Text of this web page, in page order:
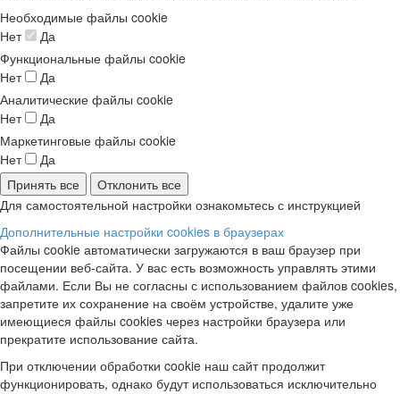
Необходимые файлы cookie
Нет
Да
Функциональные файлы cookie
Нет
Да
Аналитические файлы cookie
Нет
Да
Маркетинговые файлы cookie
Нет
Да
Принять все
Отклонить все
Для самостоятельной настройки ознакомьтесь с инструкцией
Дополнительные настройки cookies в браузерах
Файлы cookie автоматически загружаются в ваш браузер при
посещении веб-сайта. У вас есть возможность управлять этими
файлами. Если Вы не согласны с использованием файлов cookies,
запретите их сохранение на своём устройстве, удалите уже
имеющиеся файлы cookies через настройки браузера или
прекратите использование сайта.
При отключении обработки cookie наш сайт продолжит
функционировать, однако будут использоваться исключительно